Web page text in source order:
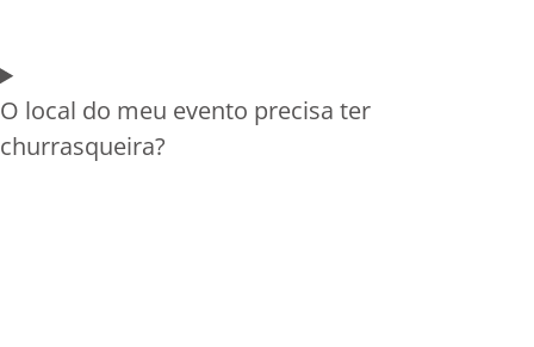
O local do meu evento precisa ter
churrasqueira?